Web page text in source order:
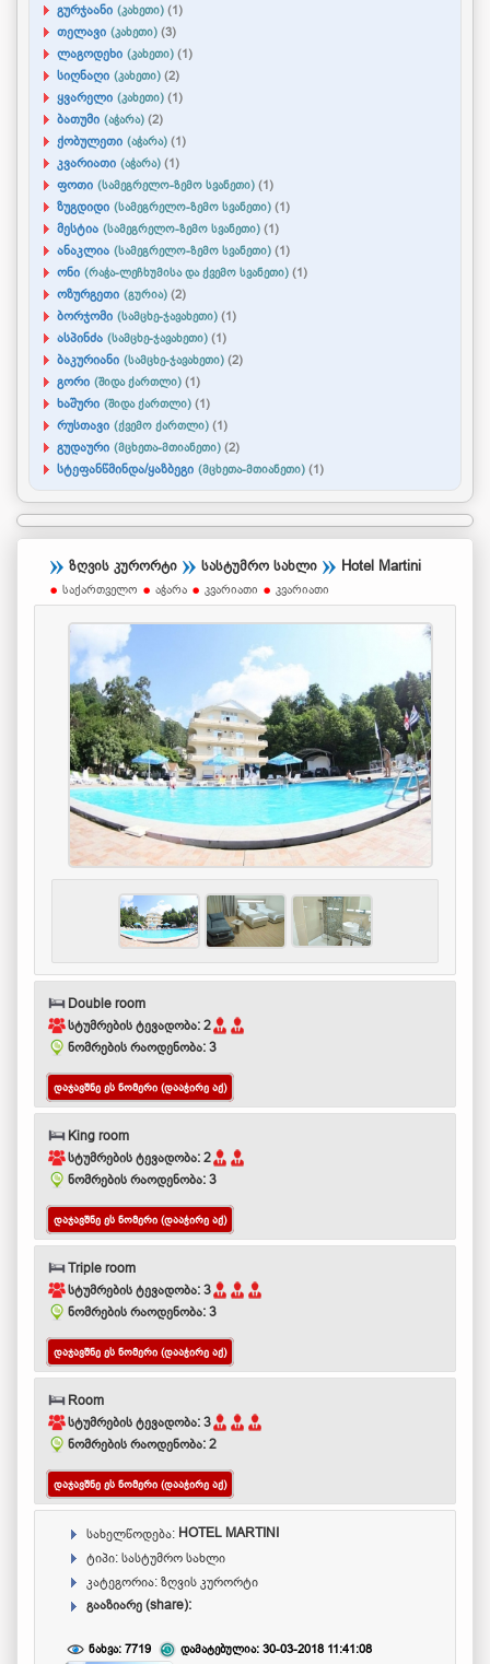
გურჯაანი (კახეთი) (1)
თელავი (კახეთი) (3)
ლაგოდეხი (კახეთი) (1)
სიღნაღი (კახეთი) (2)
ყვარელი (კახეთი) (1)
ბათუმი (აჭარა) (2)
ქობულეთი (აჭარა) (1)
კვარიათი (აჭარა) (1)
ფოთი (სამეგრელო-ზემო სვანეთი) (1)
ზუგდიდი (სამეგრელო-ზემო სვანეთი) (1)
მესტია (სამეგრელო-ზემო სვანეთი) (1)
ანაკლია (სამეგრელო-ზემო სვანეთი) (1)
ონი (რაჭა-ლეჩხუმისა და ქვემო სვანეთი) (1)
ოზურგეთი (გურია) (2)
ბორჯომი (სამცხე-ჯავახეთი) (1)
ასპინძა (სამცხე-ჯავახეთი) (1)
ბაკურიანი (სამცხე-ჯავახეთი) (2)
გორი (შიდა ქართლი) (1)
ხაშური (შიდა ქართლი) (1)
რუსთავი (ქვემო ქართლი) (1)
გუდაური (მცხეთა-მთიანეთი) (2)
სტეფანწმინდა/ყაზბეგი (მცხეთა-მთიანეთი) (1)
ზღვის კურორტი სასტუმრო სახლი Hotel Martini
საქართველო აჭარა კვარიათი კვარიათი
Double room
სტუმრების ტევადობა: 2
ნომრების რაოდენობა: 3
ᲓᲐᲯᲐᲕᲨᲜᲔ ᲔᲡ ᲜᲝᲛᲔᲠᲘ (ᲓᲐᲐᲭᲘᲠᲔ ᲐᲥ)
King room
სტუმრების ტევადობა: 2
ნომრების რაოდენობა: 3
ᲓᲐᲯᲐᲕᲨᲜᲔ ᲔᲡ ᲜᲝᲛᲔᲠᲘ (ᲓᲐᲐᲭᲘᲠᲔ ᲐᲥ)
Triple room
სტუმრების ტევადობა: 3
ნომრების რაოდენობა: 3
ᲓᲐᲯᲐᲕᲨᲜᲔ ᲔᲡ ᲜᲝᲛᲔᲠᲘ (ᲓᲐᲐᲭᲘᲠᲔ ᲐᲥ)
Room
სტუმრების ტევადობა: 3
ნომრების რაოდენობა: 2
ᲓᲐᲯᲐᲕᲨᲜᲔ ᲔᲡ ᲜᲝᲛᲔᲠᲘ (ᲓᲐᲐᲭᲘᲠᲔ ᲐᲥ)
სახელწოდება: HOTEL MARTINI
ტიპი: სასტუმრო სახლი
კატეგორია: ზღვის კურორტი
გააზიარე (share):
ნახვა: 7719 დამატებულია: 30-03-2018 11:41:08